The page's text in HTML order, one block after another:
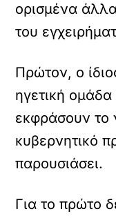
ορισμένα
του
Πρώτον, ο
ηγετική
εκφράσουν το
κυβερνητικό
παρουσιάσει.
Για το πρώτο